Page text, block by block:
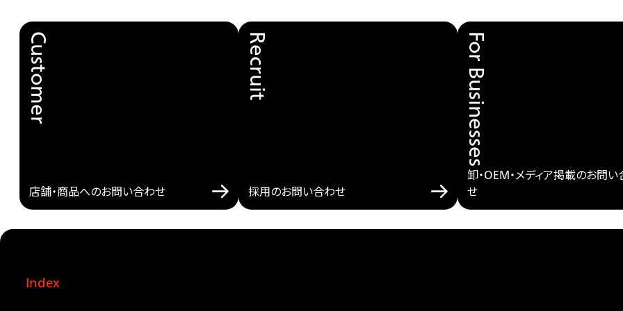
Customer
店舗・商品へのお問い合わせ
Recruit
採用のお問い合わせ
For Businesses
卸・OEM・メディア掲載のお問
せ
Index